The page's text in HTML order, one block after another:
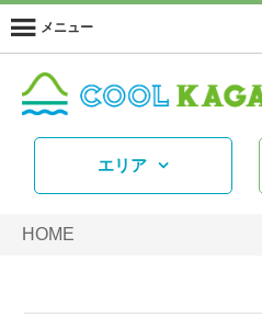
メニュー
エリア
HOME